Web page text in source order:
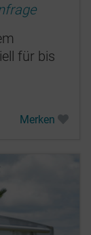
für bis
Merken